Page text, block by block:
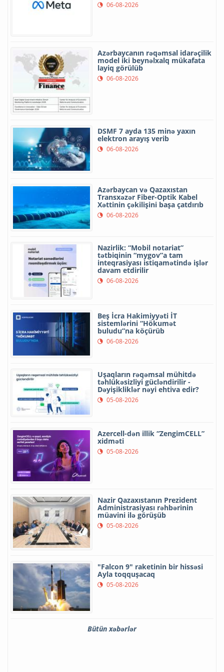
06-08-2026
Azərbaycanın rəqəmsal idarəçilik
model iki beynəlxalq mükafata
layiq görülüb
06-08-2026
DSMF 7 ayda 135 minə yaxın
elektron arayış verib
06-08-2026
Azərbaycan və Qazaxıstan
Transxəzər Fiber-Optik Kabel
Xəttinin çəkilişini başa çatdırıb
06-08-2026
Nazirlik: “Mobil notariat”
tətbiqinin “mygov”a tam
inteqrasiyası istiqamətində işlər
davam etdirilir
06-08-2026
Beş İcra Hakimiyyəti İT
sistemlərini “Hökumət
buludu”na köçürüb
06-08-2026
Uşaqların rəqəmsal mühitdə
təhlükəsizliyi gücləndirilir -
Dəyişikliklər nəyi ehtiva edir?
05-08-2026
Azercell-dən illik “ZengimCELL”
xidməti
05-08-2026
Nazir Qazaxıstanın Prezident
Administrasiyası rəhbərinin
müavini ilə görüşüb
05-08-2026
"Falcon 9" raketinin bir hissəsi
Ayla toqquşacaq
05-08-2026
Bütün xəbərlər